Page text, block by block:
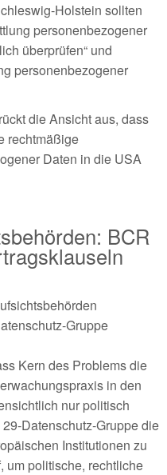
Holstein sollten
personenbezogener
überprüfen“ und
personenbezogener
die Ansicht aus, dass
rechtmäßige
Daten in die USA
BCR
Gruppe
Kern des Problems die
in den
nur politisch
Datenschutz-Gruppe die
Institutionen zu
um politische, rechtliche